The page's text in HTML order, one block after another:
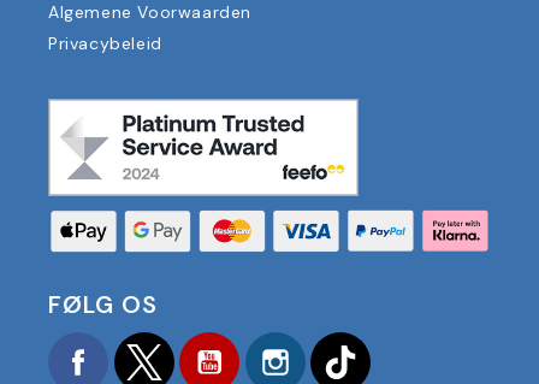
Algemene Voorwaarden
Privacybeleid
FØLG OS
FacebookTwitter YouTubeInstagram